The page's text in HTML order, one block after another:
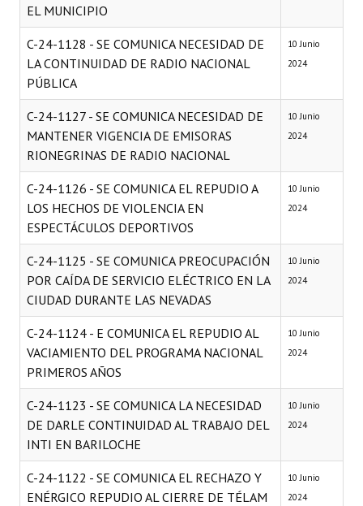
EL MUNICIPIO
C-24-1128 - SE COMUNICA NECESIDAD DE
LA CONTINUIDAD DE RADIO NACIONAL
PÚBLICA
10 Junio
2024
C-24-1127 - SE COMUNICA NECESIDAD DE
MANTENER VIGENCIA DE EMISORAS
RIONEGRINAS DE RADIO NACIONAL
10 Junio
2024
C-24-1126 - SE COMUNICA EL REPUDIO A
LOS HECHOS DE VIOLENCIA EN
ESPECTÁCULOS DEPORTIVOS
10 Junio
2024
C-24-1125 - SE COMUNICA PREOCUPACIÓN
POR CAÍDA DE SERVICIO ELÉCTRICO EN LA
CIUDAD DURANTE LAS NEVADAS
10 Junio
2024
C-24-1124 - E COMUNICA EL REPUDIO AL
VACIAMIENTO DEL PROGRAMA NACIONAL
PRIMEROS AÑOS
10 Junio
2024
C-24-1123 - SE COMUNICA LA NECESIDAD
DE DARLE CONTINUIDAD AL TRABAJO DEL
INTI EN BARILOCHE
10 Junio
2024
C-24-1122 - SE COMUNICA EL RECHAZO Y
ENÉRGICO REPUDIO AL CIERRE DE TÉLAM
10 Junio
2024